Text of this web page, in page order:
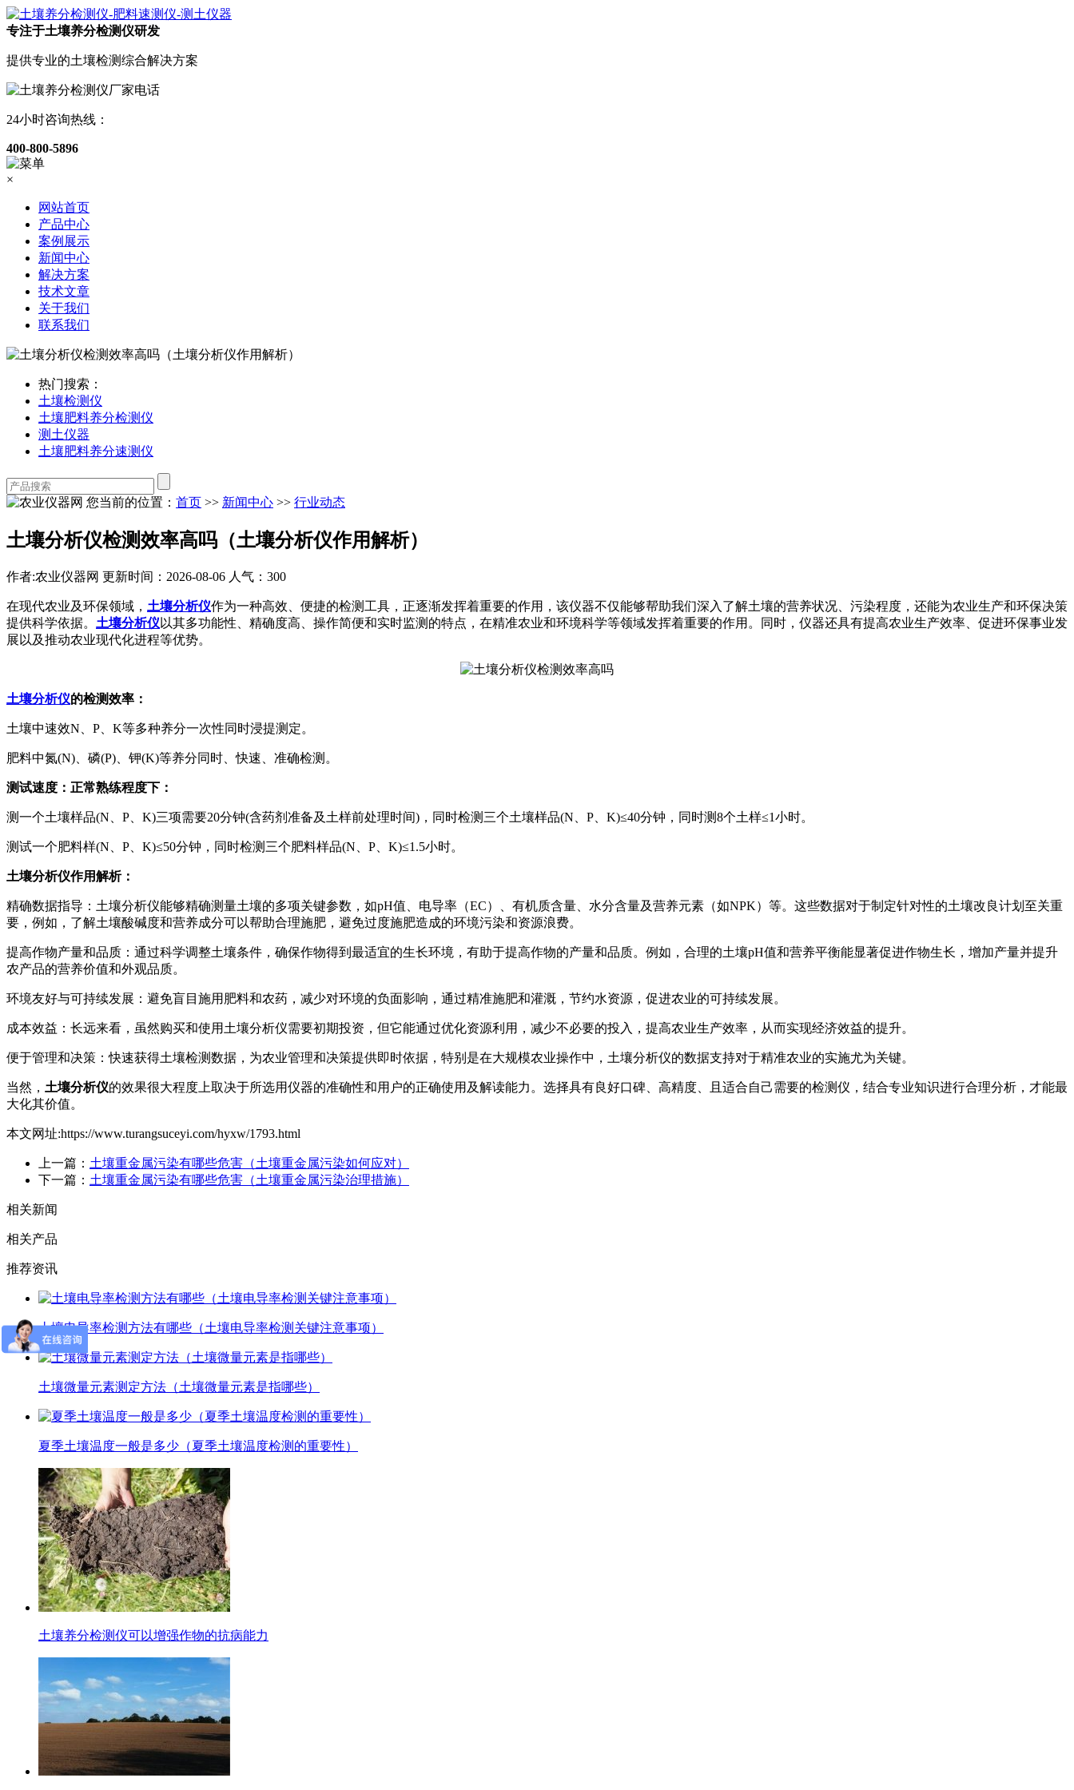
专注于土壤养分检测仪研发
提供专业的土壤检测综合解决方案
24小时咨询热线：
400-800-5896
×
网站首页
产品中心
案例展示
新闻中心
解决方案
技术文章
关于我们
联系我们
热门搜索：
土壤检测仪
土壤肥料养分检测仪
测土仪器
土壤肥料养分速测仪
您当前的位置： 首页 >> 新闻中心 >> 行业动态
土壤分析仪检测效率高吗（土壤分析仪作用解析）
作者:农业仪器网 更新时间：2026-08-06 人气：300
在现代农业及环保领域， 土壤分析仪作为一种高效、便捷的检测工具，正逐渐发挥着重要的作用，该仪器不仅能够帮助我们深入了解土壤的营养状况、污染程度，还能为农业生产和环保决策
提供科学依据。 土壤分析仪 以其多功能性、精确度高、操作简便和实时监测的特点，在精准农业和环境科学等领域发挥着重要的作用。同时，仪器还具有提高农业生产效率、促进环保事业发
展以及推动农业现代化进程等优势。
土壤分析仪的检测效率：
土壤中速效N、P、K等多种养分一次性同时浸提测定。
肥料中氮(N)、磷(P)、钾(K)等养分同时、快速、准确检测。
测试速度：正常熟练程度下：
测一个土壤样品(N、P、K)三项需要20分钟(含药剂准备及土样前处理时间)，同时检测三个土壤样品(N、P、K)≤40分钟，同时测8个土样≤1小时。
测试一个肥料样(N、P、K)≤50分钟，同时检测三个肥料样品(N、P、K)≤1.5小时。
土壤分析仪作用解析：
精确数据指导：土壤分析仪能够精确测量土壤的多项关键参数，如pH值、电导率（EC）、有机质含量、水分含量及营养元素（如NPK）等。这些数据对于制定针对性的土壤改良计划至关重
要，例如，了解土壤酸碱度和营养成分可以帮助合理施肥，避免过度施肥造成的环境污染和资源浪费。
提高作物产量和品质：通过科学调整土壤条件，确保作物得到最适宜的生长环境，有助于提高作物的产量和品质。例如，合理的土壤pH值和营养平衡能显著促进作物生长，增加产量并提升
农产品的营养价值和外观品质。
环境友好与可持续发展：避免盲目施用肥料和农药，减少对环境的负面影响，通过精准施肥和灌溉，节约水资源，促进农业的可持续发展。
成本效益：长远来看，虽然购买和使用土壤分析仪需要初期投资，但它能通过优化资源利用，减少不必要的投入，提高农业生产效率，从而实现经济效益的提升。
便于管理和决策：快速获得土壤检测数据，为农业管理和决策提供即时依据，特别是在大规模农业操作中，土壤分析仪的数据支持对于精准农业的实施尤为关键。
当然， 土壤分析仪的效果很大程度上取决于所选用仪器的准确性和用户的正确使用及解读能力。选择具有良好口碑、高精度、且适合自己需要的检测仪，结合专业知识进行合理分析，才能最
大化其价值。
本文网址:https://www.turangsuceyi.com/hyxw/1793.html
上一篇： 土壤重金属污染有哪些危害（土壤重金属污染如何应对）
下一篇： 土壤重金属污染有哪些危害（土壤重金属污染治理措施）
相关新闻
相关产品
推荐资讯
土壤电导率检测方法有哪些（土壤电导率检测关键注意事项）
土壤微量元素测定方法（土壤微量元素是指哪些）
夏季土壤温度一般是多少（夏季土壤温度检测的重要性）
土壤养分检测仪可以增强作物的抗病能力